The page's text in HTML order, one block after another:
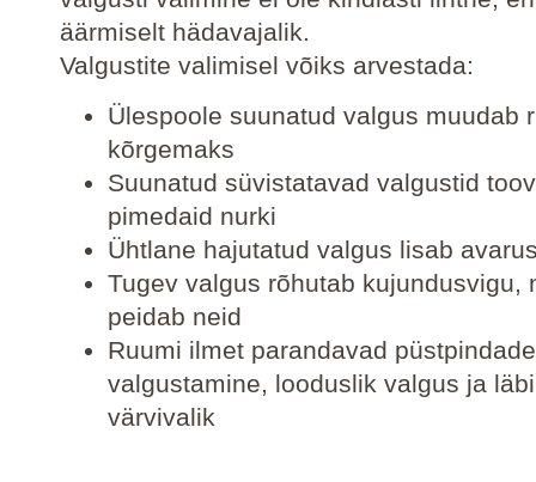
äärmiselt hädavajalik.
Valgustite valimisel võiks arvestada:
Ülespoole suunatud valgus muudab
kõrgemaks
Suunatud süvistatavad valgustid
pimedaid nurki
Ühtlane hajutatud valgus lisab
Tugev valgus rõhutab kujundusvigu,
peidab neid
Ruumi ilmet parandavad püstpindade
valgustamine, looduslik valgus ja
värvivalik